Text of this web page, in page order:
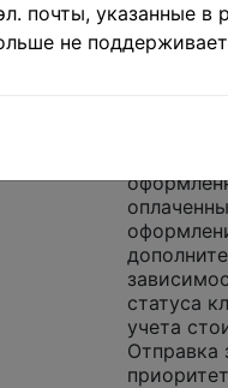
Заказы,
декабря
На
статуса
учета
Отправка
почты, указанные в
не